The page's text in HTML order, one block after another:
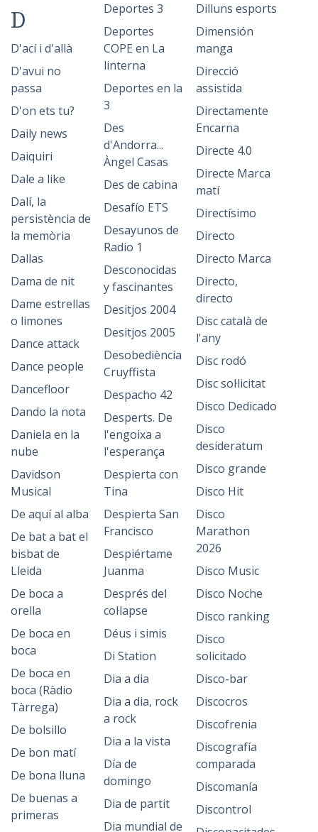
D
D'ací i d'allà
D'avui no
passa
D'on ets tu?
Daily news
Daiquiri
Dale a like
Dalí, la
persistència de
la memòria
Dallas
Dama de nit
Dame estrellas
o limones
Dance attack
Dance people
Dancefloor
Dando la nota
Daniela en la
nube
Davidson
Musical
De aquí al alba
De bat a bat el
bisbat de
Lleida
De boca a
orella
De boca en
boca
De boca en
boca (Ràdio
Tàrrega)
De bolsillo
De bon matí
De bona lluna
De buenas a
primeras
Deportes 3
Deportes
COPE en La
linterna
Deportes en la
3
Des
d'Andorra...
Àngel Casas
Des de cabina
Desafío ETS
Desayunos de
Radio 1
Desconocidas
y fascinantes
Desitjos 2004
Desitjos 2005
Desobediència
Cruyffista
Despacho 42
Desperts. De
l'engoixa a
l'esperança
Despierta con
Tina
Despierta San
Francisco
Despiértame
Juanma
Després del
col·lapse
Déus i simis
Di Station
Dia a dia
Dia a dia, rock
a rock
Dia a la vista
Día de
domingo
Dia de partit
Dia mundial de
Dilluns esports
Dimensión
manga
Direcció
assistida
Directamente
Encarna
Directe 4.0
Directe Marca
matí
Directísimo
Directo
Directo Marca
Directo,
directo
Disc català de
l'any
Disc rodó
Disc sol·licitat
Disco Dedicado
Disco
desideratum
Disco grande
Disco Hit
Disco
Marathon
2026
Disco Music
Disco Noche
Disco ranking
Disco
solicitado
Disco-bar
Discocros
Discofrenia
Discografía
comparada
Discomanía
Discontrol